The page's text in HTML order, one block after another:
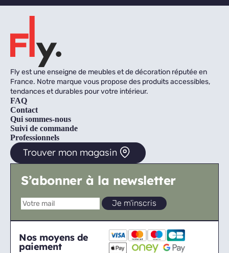
Fly est une enseigne de meubles et de décoration réputée en
France. Notre marque vous propose des produits accessibles,
tendances et durables pour votre intérieur.
FAQ
Contact
Qui sommes-nous
Suivi de commande
Professionnels
Trouver mon magasin
S’abonner à la newsletter
Nos moyens de
paiement